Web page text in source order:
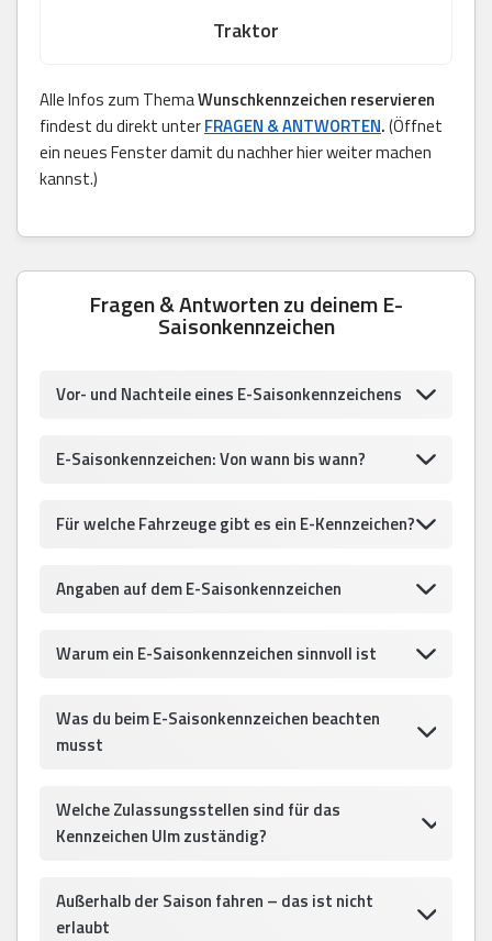
Traktor
Alle Infos zum ThemaWunschkennzeichen reservieren
findest du direkt unterFRAGEN & ANTWORTEN.(Öffnet
ein neues Fenster damit du nachher hier weiter machen
kannst.)
Fragen & Antworten zu deinem E-
Saisonkennzeichen
Vor- und Nachteile eines E-Saisonkennzeichens
E-Saisonkennzeichen: Von wann bis wann?
Für welche Fahrzeuge gibt es ein E-Kennzeichen?
Angaben auf dem E-Saisonkennzeichen
Warum ein E-Saisonkennzeichen sinnvoll ist
Was du beim E-Saisonkennzeichen beachten
musst
Welche Zulassungsstellen sind für das
Kennzeichen Ulm zuständig?
Außerhalb der Saison fahren – das ist nicht
erlaubt